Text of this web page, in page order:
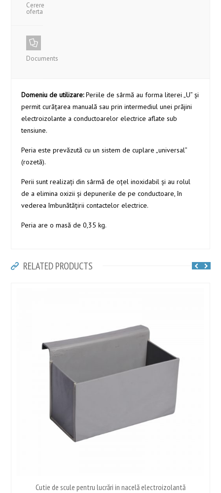
Cerere
oferta
Documents
Domeniu de utilizare:Periile de sârmă au forma literei „U” și
permit curățarea manuală sau prin intermediul unei prăjini
electroizolante a conductoarelor electrice aflate sub
tensiune.
Peria este prevăzută cu un sistem de cuplare „universal”
(rozetă).
Perii sunt realizați din sârmă de oțel inoxidabil și au rolul
de a elimina oxizii și depunerile de pe conductoare, în
vederea îmbunătățirii contactelor electrice.
Peria are o masă de 0,35 kg.
RELATED PRODUCTS
Cutie de scule pentru lucrări in nacelă electroizolantă